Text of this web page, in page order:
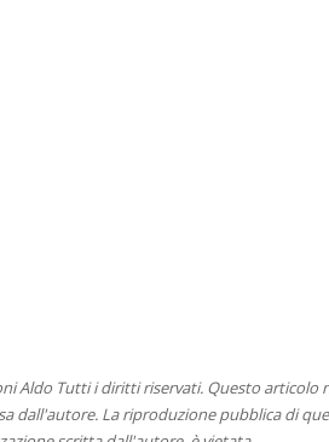
Aldo Tutti i diritti riservati. Questo
dall'autore. La riproduzione pubblica di